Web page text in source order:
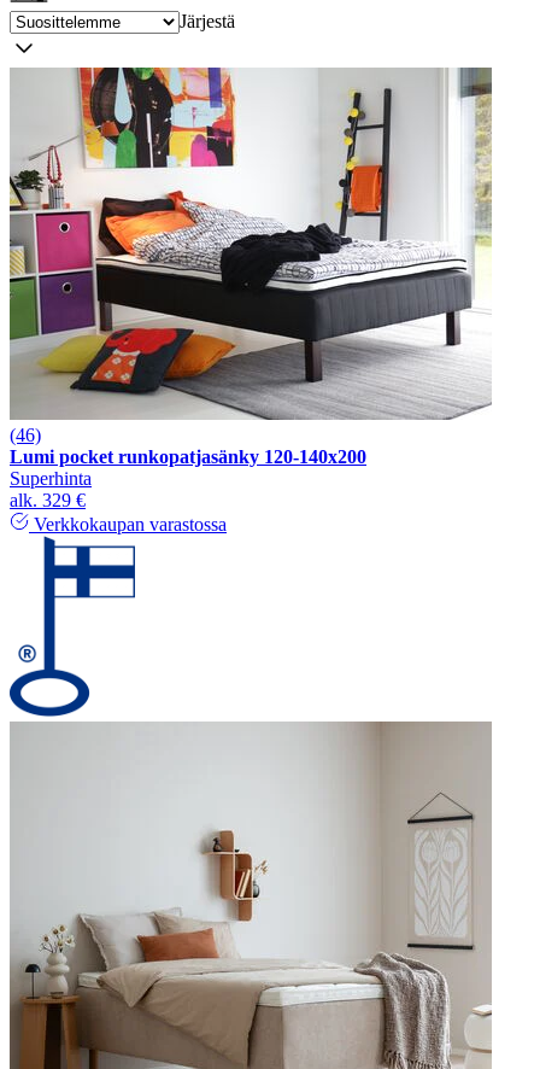
Järjestä
(46)
Lumi pocket runkopatjasänky 120-140x200
Superhinta
alk. 329 €
Verkkokaupan varastossa